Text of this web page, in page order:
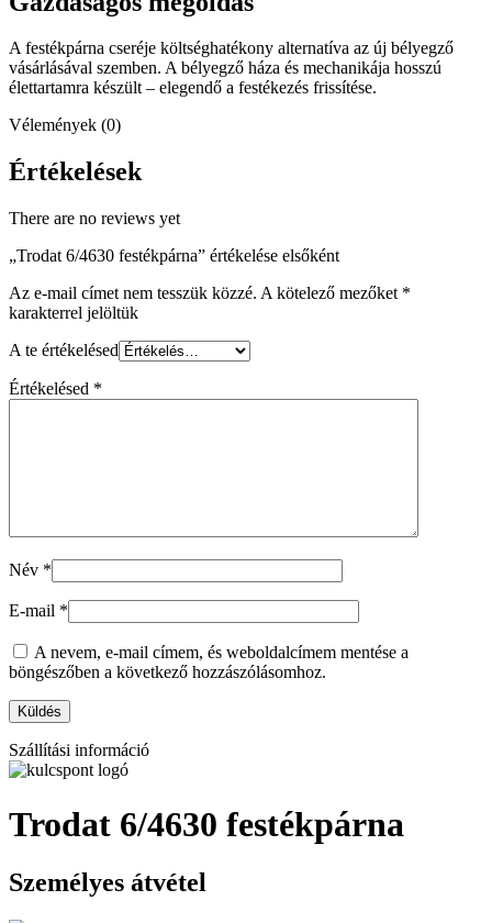
A festékpárna cseréje költséghatékony alternatíva az új bélyegző
vásárlásával szemben. A bélyegző háza és mechanikája hosszú
élettartamra készült – elegendő a festékezés frissítése.
Vélemények (0)
Értékelések
There are no reviews yet
„Trodat 6/4630 festékpárna” értékelése elsőként
Az e-mail címet nem tesszük közzé. A kötelező mezőket *
karakterrel jelöltük
A te értékelésed
Értékelésed *
Név *
E-mail *
A nevem, e-mail címem, és weboldalcímem mentése a
böngészőben a következő hozzászólásomhoz.
Szállítási információ
Trodat 6/4630 festékpárna
Személyes átvétel